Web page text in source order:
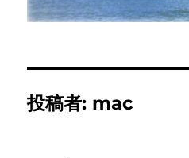
投稿者: mac